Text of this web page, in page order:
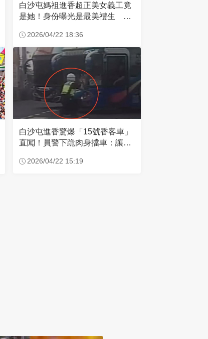
白沙屯媽祖進香超正美女義工竟
是她！身份曝光是最美禮生 一
2026/04/22 18:36
白沙屯進香驚爆「15號香客車」
直闖！員警下跪肉身擋車：讓行
2026/04/22 15:19